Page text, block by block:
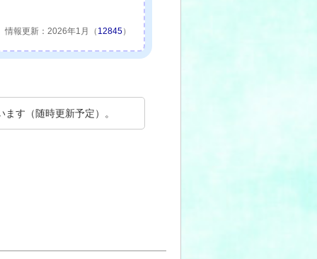
情報更新：2026年1月（ 12845）
す（随時更新予定）。